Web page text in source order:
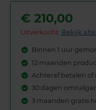
€ 210,00
Uitverkocht: Bekijk
Binnen 1 uur
12 maanden
Achteraf betalen of
30 dagen
3 maanden gratis